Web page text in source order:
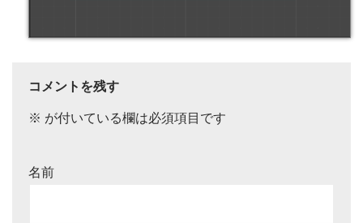
コメントを残す
※ が付いている欄は必須項目です
名前